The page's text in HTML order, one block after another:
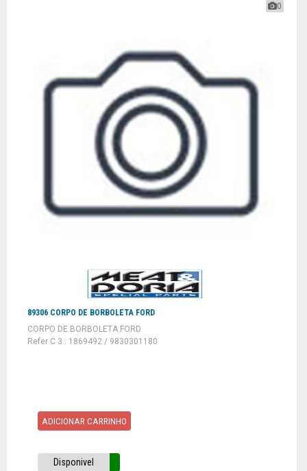
0
89306 CORPO DE BORBOLETA FORD
CORPO DE BORBOLETA FORD
Refer C 3 : 1869492 / 9830301180
ADICIONAR CARRINHO
Disponivel